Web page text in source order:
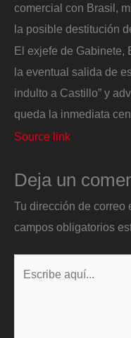
comercial con Brasil,
la posible destitución
El exjefe de Gabinete,
la eventual salida de
indulto a Castillo” y
queda la inmediata
Source link
Deja un
Tu dirección de correo
campos obligatorios